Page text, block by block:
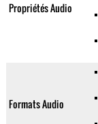
Propriétés Audio
Formats Audio